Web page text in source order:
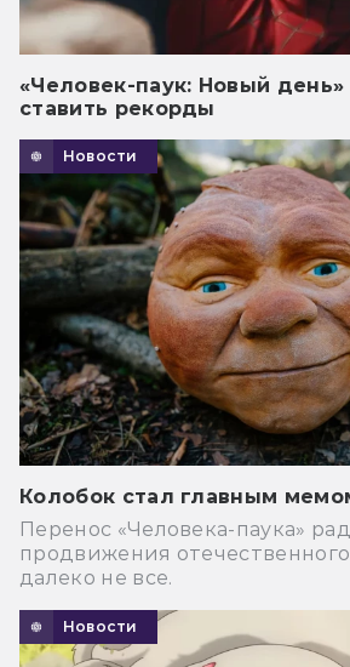
«Человек-паук: Новый
ставить рекорды
Новости
Колобок стал главным
Перенос «Человека-паука»
продвижения
далеко не все.
Новости